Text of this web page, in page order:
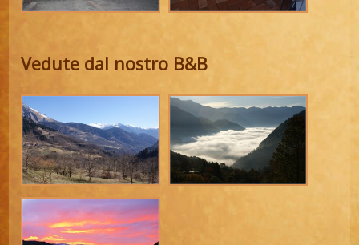
Vedute dal nostro B&B